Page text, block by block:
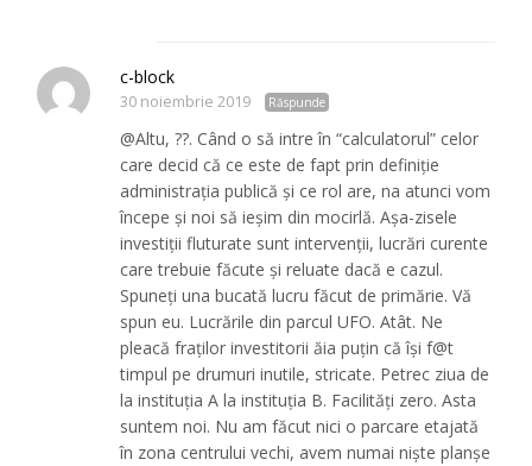
c-block
30 noiembrie 2019 Răspunde
@Altu, ??. Când o să intre în “calculatorul” celor
care decid că ce este de fapt prin definiție
administrația publică și ce rol are, na atunci vom
începe și noi să ieșim din mocirlă. Așa-zisele
investiții fluturate sunt intervenții, lucrări curente
care trebuie făcute și reluate dacă e cazul.
Spuneți una bucată lucru făcut de primărie. Vă
spun eu. Lucrările din parcul UFO. Atât. Ne
pleacă fraților investitorii ăia puțin că își f@t
timpul pe drumuri inutile, stricate. Petrec ziua de
la instituția A la instituția B. Facilități zero. Asta
suntem noi. Nu am făcut nici o parcare etajată
în zona centrului vechi, avem numai niște planșe